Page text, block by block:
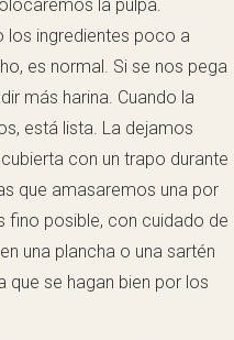
la pulpa.
los ingredientes poco a
es normal. Si se nos pega
más harina. Cuando la
está lista. La dejamos
con un trapo durante
que amasaremos una por
fino posible, con cuidado de
una plancha o una sartén
que se hagan bien por los